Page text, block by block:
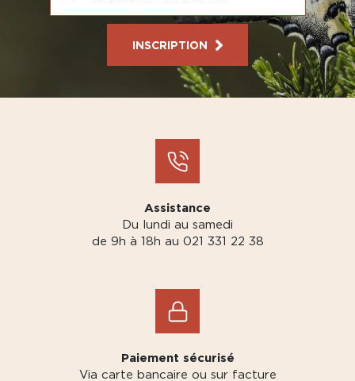
INSCRIPTION
Assistance
Du lundi au samedi
de 9h à 18h au 021 331 22 38
Paiement sécurisé
Via carte bancaire ou sur facture